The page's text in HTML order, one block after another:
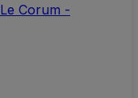
Le Corum -